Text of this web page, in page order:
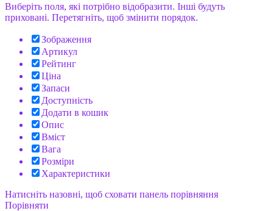
Виберіть поля, які потрібно відобразити. Інші будуть
приховані. Перетягніть, щоб змінити порядок.
Зображення
Артикул
Рейтинг
Ціна
Запаси
Доступність
Додати в кошик
Опис
Вміст
Вага
Розміри
Характеристики
Натисніть назовні, щоб сховати панель порівняння
Порівняти